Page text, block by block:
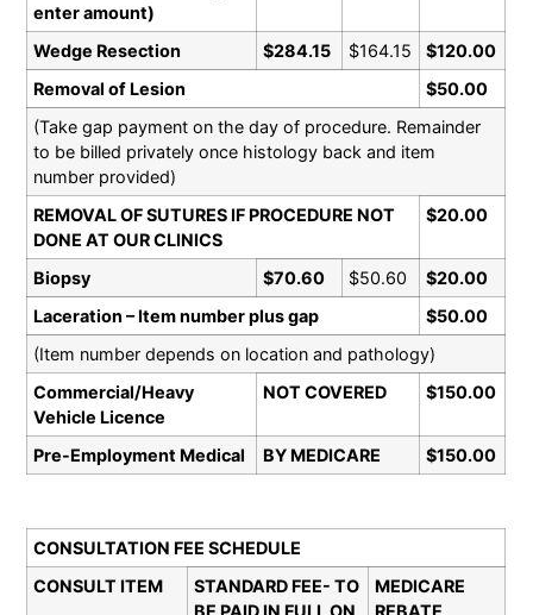
enter amount)
Wedge Resection $284.15 $164.15
$120.00
Removal of Lesion
$50.00
(Take gap payment on the day of procedure. Remainder
to be billed privately once histology back and item
number provided)
REMOVAL OF SUTURES IF PROCEDURE NOT
DONE AT OUR CLINICS
$20.00
Biopsy $70.60 $50.60
$20.00
Laceration – Item number plus gap
$50.00
(Item number depends on location and pathology)
Commercial/Heavy
Vehicle Licence
NOT COVERED $150.00
Pre-Employment Medical BY MEDICARE $150.00
CONSULTATION FEE SCHEDULE
CONSULT ITEM
STANDARD FEE- TO
BE PAID IN FULL ON
MEDICARE
REBATE